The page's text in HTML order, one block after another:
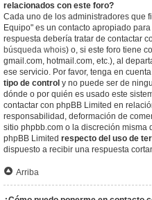
relacionados con este foro?
Cada uno de los administradores que
Equipo" es un contacto apropiado
respuesta debería tratar de contactar
búsqueda whois) o, si este foro tiene
gmail.com, hotmail.com, etc.), al
ese servicio. Por favor, tenga en
tipo de control y no puede ser de
dónde o por quién es usado este
contactar con phpBB Limited en
responsabilidad, deformación de
sitio phpbb.com o la discreción misma
phpBB Limited respecto del uso de
dispuesto a recibir una respuesta
Arriba